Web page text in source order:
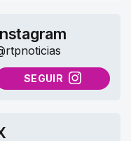
SEGUIR
NO INSTAGRAM